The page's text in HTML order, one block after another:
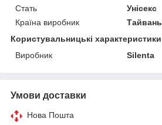
Стать
Унісекс
Країна виробник
Тайвань
Користувальницькі характеристики
Виробник
Silenta
Умови доставки
Нова Пошта